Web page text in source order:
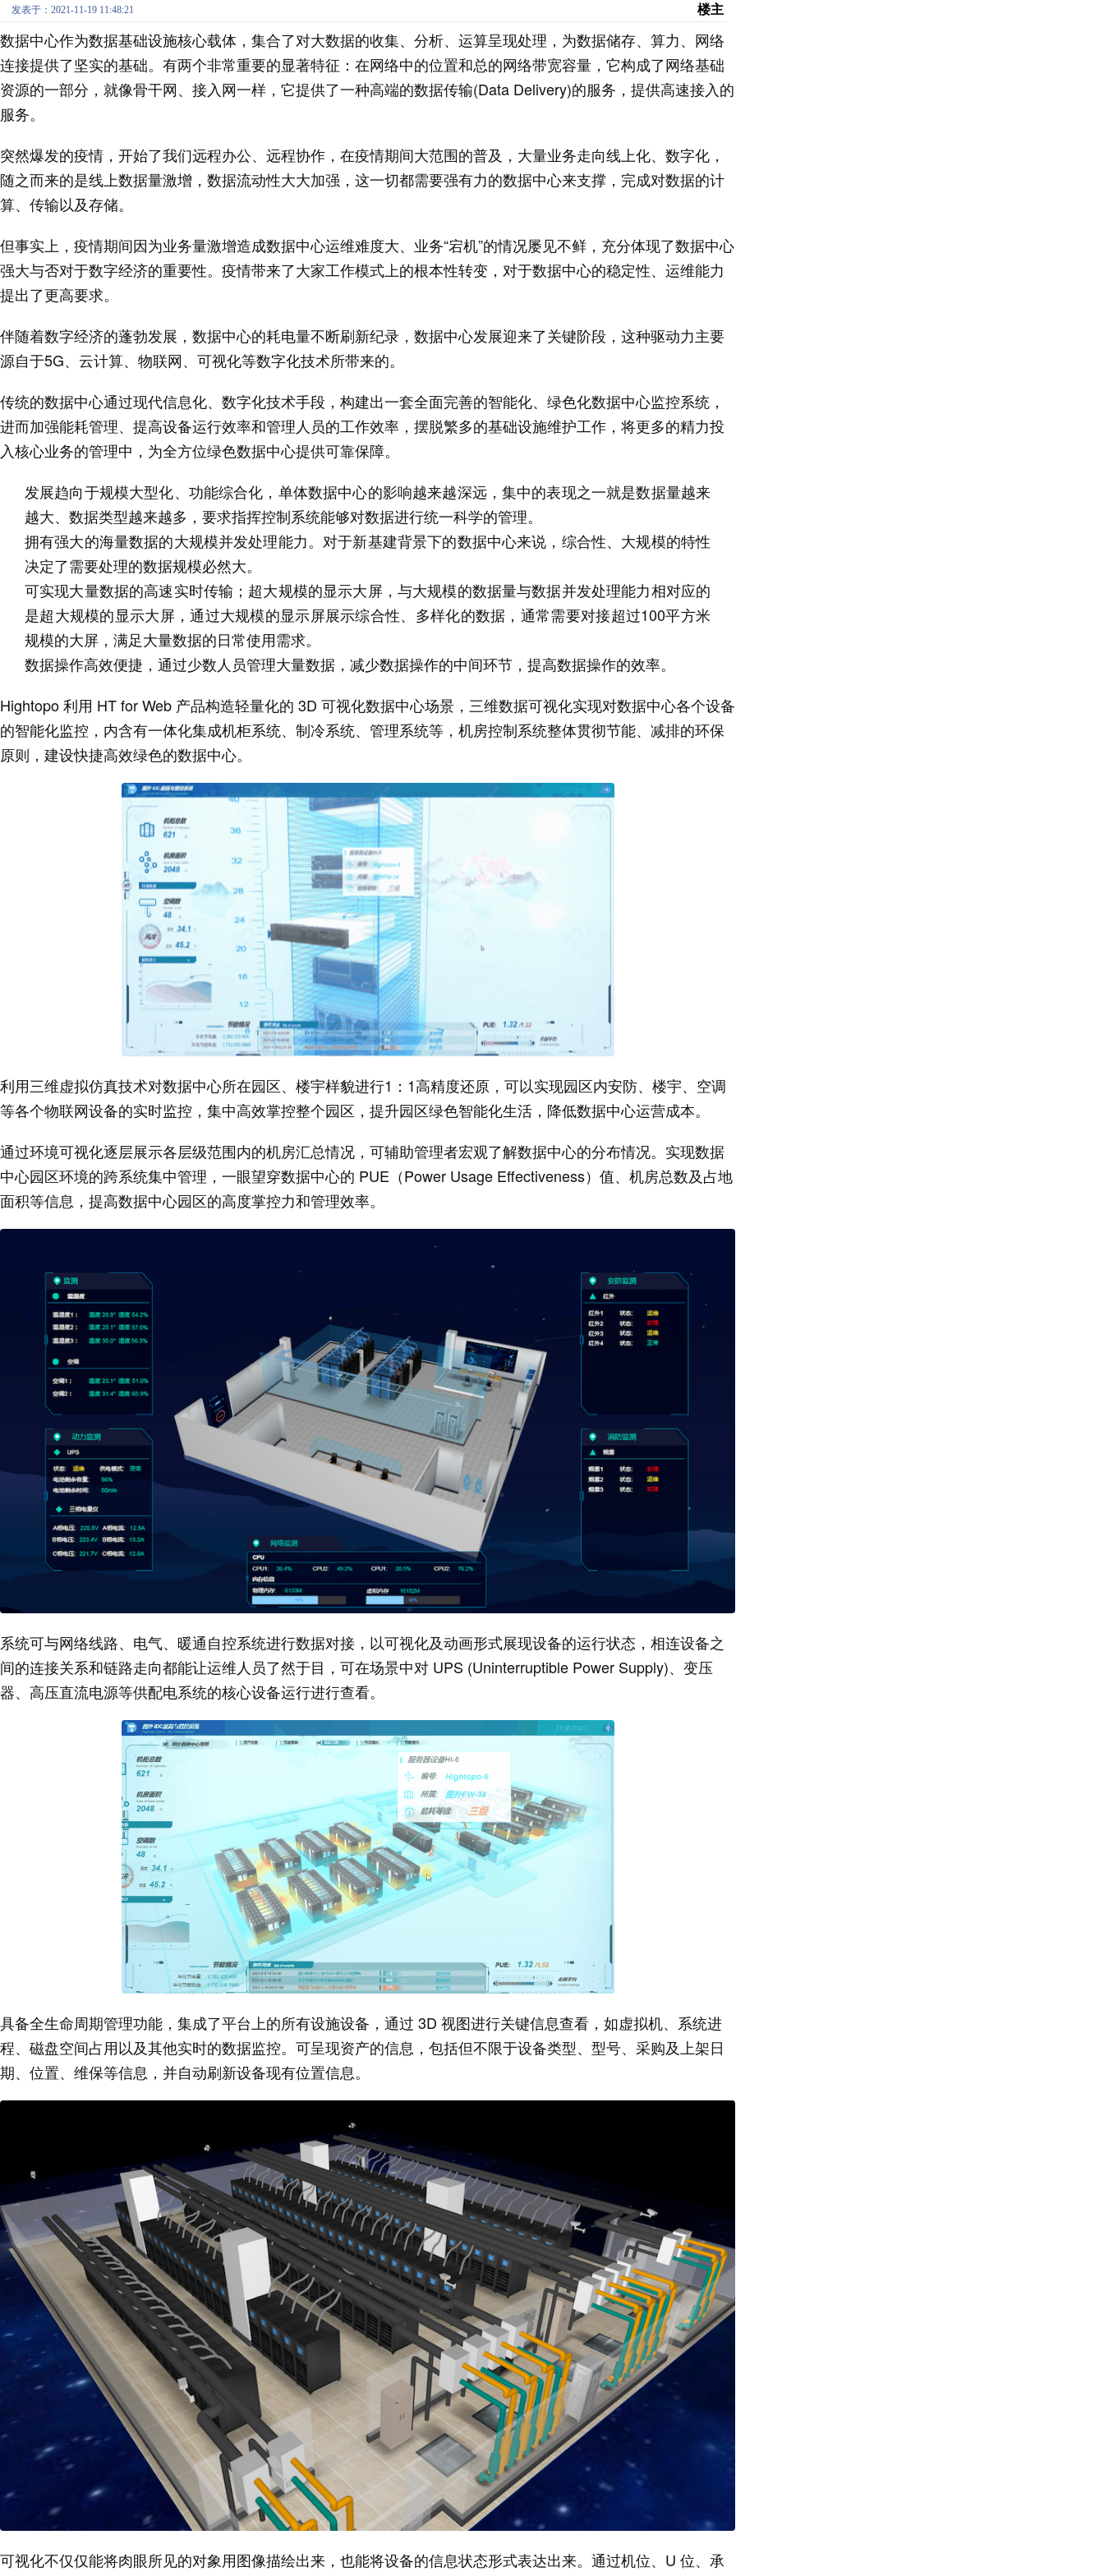
发表于：2021-11-19 11:48:21 楼主
数据中心作为数据基础设施核心载体，集合了对大数据的收集、分析、运算呈现处理，为数据储存、算力、网络
连接提供了坚实的基础。有两个非常重要的显著特征：在网络中的位置和总的网络带宽容量，它构成了网络基础
资源的一部分，就像骨干网、接入网一样，它提供了一种高端的数据传输(Data Delivery)的服务，提供高速接入的
服务。
突然爆发的疫情，开始了我们远程办公、远程协作，在疫情期间大范围的普及，大量业务走向线上化、数字化，
随之而来的是线上数据量激增，数据流动性大大加强，这一切都需要强有力的数据中心来支撑，完成对数据的计
算、传输以及存储。
但事实上，疫情期间因为业务量激增造成数据中心运维难度大、业务“宕机”的情况屡见不鲜，充分体现了数据中心
强大与否对于数字经济的重要性。疫情带来了大家工作模式上的根本性转变，对于数据中心的稳定性、运维能力
提出了更高要求。
伴随着数字经济的蓬勃发展，数据中心的耗电量不断刷新纪录，数据中心发展迎来了关键阶段，这种驱动力主要
源自于5G、云计算、物联网、可视化等数字化技术所带来的。
传统的数据中心通过现代信息化、数字化技术手段，构建出一套全面完善的智能化、绿色化数据中心监控系统，
进而加强能耗管理、提高设备运行效率和管理人员的工作效率，摆脱繁多的基础设施维护工作，将更多的精力投
入核心业务的管理中，为全方位绿色数据中心提供可靠保障。
发展趋向于规模大型化、功能综合化，单体数据中心的影响越来越深远，集中的表现之一就是数据量越来
越大、数据类型越来越多，要求指挥控制系统能够对数据进行统一科学的管理。
拥有强大的海量数据的大规模并发处理能力。对于新基建背景下的数据中心来说，综合性、大规模的特性
决定了需要处理的数据规模必然大。
可实现大量数据的高速实时传输；超大规模的显示大屏，与大规模的数据量与数据并发处理能力相对应的
是超大规模的显示大屏，通过大规模的显示屏展示综合性、多样化的数据，通常需要对接超过100平方米
规模的大屏，满足大量数据的日常使用需求。
数据操作高效便捷，通过少数人员管理大量数据，减少数据操作的中间环节，提高数据操作的效率。
Hightopo 利用 HT for Web 产品构造轻量化的 3D 可视化数据中心场景，三维数据可视化实现对数据中心各个设备
的智能化监控，内含有一体化集成机柜系统、制冷系统、管理系统等，机房控制系统整体贯彻节能、减排的环保
原则，建设快捷高效绿色的数据中心。
利用三维虚拟仿真技术对数据中心所在园区、楼宇样貌进行1：1高精度还原，可以实现园区内安防、楼宇、空调
等各个物联网设备的实时监控，集中高效掌控整个园区，提升园区绿色智能化生活，降低数据中心运营成本。
通过环境可视化逐层展示各层级范围内的机房汇总情况，可辅助管理者宏观了解数据中心的分布情况。实现数据
中心园区环境的跨系统集中管理，一眼望穿数据中心的 PUE（Power Usage Effectiveness）值、机房总数及占地
面积等信息，提高数据中心园区的高度掌控力和管理效率。
系统可与网络线路、电气、暖通自控系统进行数据对接，以可视化及动画形式展现设备的运行状态，相连设备之
间的连接关系和链路走向都能让运维人员了然于目，可在场景中对 UPS (Uninterruptible Power Supply)、变压
器、高压直流电源等供配电系统的核心设备运行进行查看。
具备全生命周期管理功能，集成了平台上的所有设施设备，通过 3D 视图进行关键信息查看，如虚拟机、系统进
程、磁盘空间占用以及其他实时的数据监控。可呈现资产的信息，包括但不限于设备类型、型号、采购及上架日
期、位置、维保等信息，并自动刷新设备现有位置信息。
可视化不仅仅能将肉眼所见的对象用图像描绘出来，也能将设备的信息状态形式表达出来。通过机位、U 位、承